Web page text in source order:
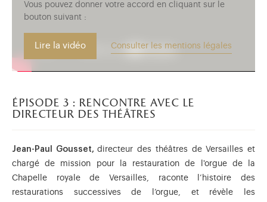
Vous pouvez donner votre accord en cliquant sur le
bouton suivant :
Lire la vidéo Consulter les mentions légales
épisode 3 : rencontre avec le
directeur des théâtres
Jean-Paul Gousset,directeur des théâtres de Versailles et
chargé de mission pour la restauration de l'orgue de la
Chapelle royale de Versailles, raconte l’histoire des
restaurations successives de l’orgue, et révèle les